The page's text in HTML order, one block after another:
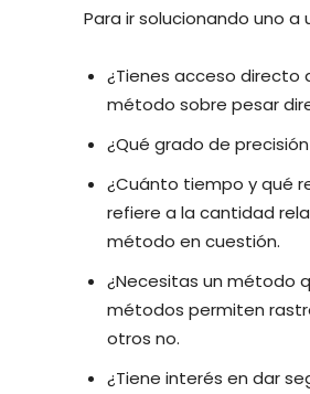
Para ir solucionando uno
¿Tienes acceso directo
método sobre pesar
¿Qué grado de
¿Cuánto tiempo y qué
refiere a la cantidad
método en cuestión.
¿Necesitas un método
métodos permiten
otros no.
¿Tiene interés en dar